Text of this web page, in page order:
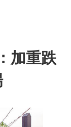
加重跌